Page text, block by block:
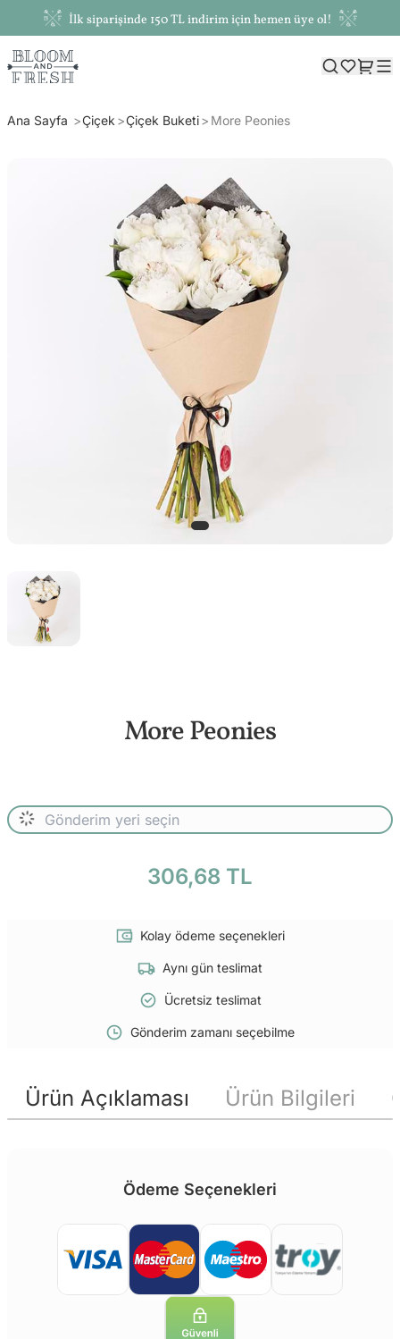
İlk siparişinde 150 TL indirim için hemen üye ol!
Ana Sayfa Çiçek Çiçek Buketi More Peonies
More Peonies
306,68 TL
Kolay ödeme seçenekleri
Aynı gün teslimat
Ücretsiz teslimat
Gönderim zamanı seçebilme
Ürün Açıklaması Ürün Bilgileri
Ödeme Seçenekleri